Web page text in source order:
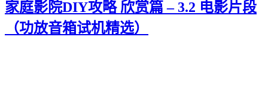
家庭影院DIY攻略 欣赏篇 – 3.2 电影片段
（功放音箱试机精选）